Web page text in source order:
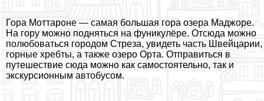
Гора Моттароне — самая большая гора озера Маджоре.
На гору можно подняться на фуникулёре. Отсюда можно
полюбоваться городом Стреза, увидеть часть Швейцарии,
горные хребты, а также озеро Орта. Отправиться в
путешествие сюда можно как самостоятельно, так и
экскурсионным автобусом.